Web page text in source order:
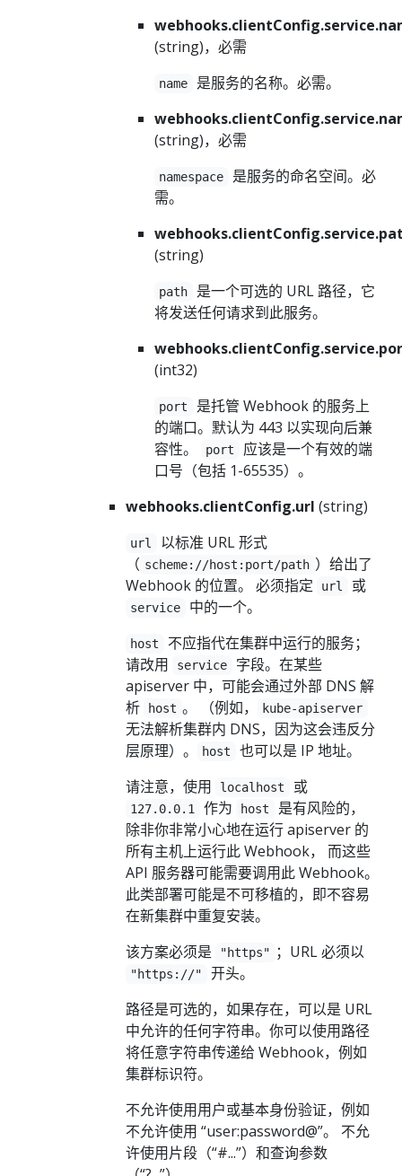
(string)，必需
name
是服务的名称。必需。
(string)，必需
namespace
是服务的命名空间。必
需。
(string)
path
是一个可选的 URL 路径，它
将发送任何请求到此服务。
(int32)
port
是托管 Webhook 的服务上
的端口。默认为 443 以实现向后兼
容性。
port
应该是一个有效的端
口号（包括 1-65535）。
webhooks.clientConfig.url (string)
url
以标准 URL 形式
（ scheme://host:port/path ）给出了
Webhook 的位置。 必须指定
url 或
service 中的一个。
host
不应指代在集群中运行的服务；
请改用
service
字段。在某些
apiserver 中，可能会通过外部 DNS 解
析
host 。 （例如， kube-apiserver
无法解析集群内 DNS，因为这会违反分
层原理）。
host
也可以是 IP 地址。
请注意，使用
localhost 或
127.0.0.1 作为 host
是有风险的，
除非你非常小心地在运行 apiserver 的
所有主机上运行此 Webhook， 而这些
API 服务器可能需要调用此 Webhook。
此类部署可能是不可移植的，即不容易
在新集群中重复安装。
该方案必须是
"https" ；URL 必须以
"https://"
开头。
路径是可选的，如果存在，可以是 URL
中允许的任何字符串。你可以使用路径
将任意字符串传递给 Webhook，例如
集群标识符。
不允许使用用户或基本身份验证，例如
不允许使用 “user:password@”。 不允
许使用片段（“#...”）和查询参数